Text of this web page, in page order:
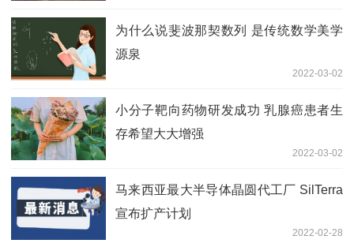
为什么说斐波那契数列 是传统数学美学
源泉
2022-03-02
小分子靶向药物研发成功 乳腺癌患者生
存希望大大增强
2022-03-02
马来西亚最大半导体晶圆代工厂 SilTerra
宣布扩产计划
2022-02-28